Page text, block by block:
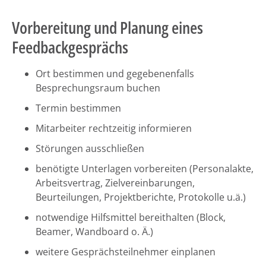
Vorbereitung und Planung eines
Feedbackgesprächs
Ort bestimmen und gegebenenfalls
Besprechungsraum buchen
Termin bestimmen
Mitarbeiter rechtzeitig informieren
Störungen ausschließen
benötigte Unterlagen vorbereiten (Personalakte,
Arbeitsvertrag, Zielvereinbarungen,
Beurteilungen, Projektberichte, Protokolle u.ä.)
notwendige Hilfsmittel bereithalten (Block,
Beamer, Wandboard o. Ä.)
weitere Gesprächsteilnehmer einplanen